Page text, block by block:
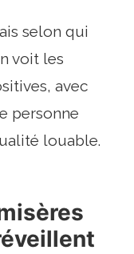
selon qui
voit les
avec
personne
louable.